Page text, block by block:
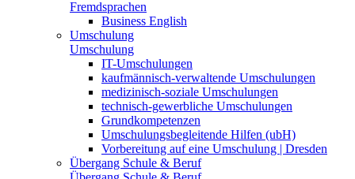
Fremdsprachen
Business English
Umschulung
Umschulung
IT-Umschulungen
kaufmännisch-verwaltende Umschulungen
medizinisch-soziale Umschulungen
technisch-gewerbliche Umschulungen
Grundkompetenzen
Umschulungsbegleitende Hilfen (ubH)
Vorbereitung auf eine Umschulung | Dresden
Übergang Schule & Beruf